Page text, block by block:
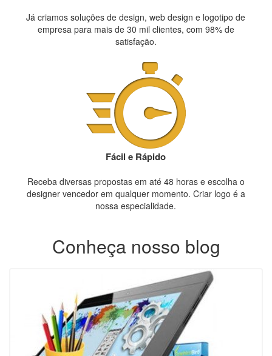
Já criamos soluções de design, web design e logotipo de
empresa para mais de 30 mil clientes, com 98% de
satisfação.
Fácil e Rápido
Receba diversas propostas em até 48 horas e escolha o
designer vencedor em qualquer momento. Criar logo é a
nossa especialidade.
Conheça nosso blog